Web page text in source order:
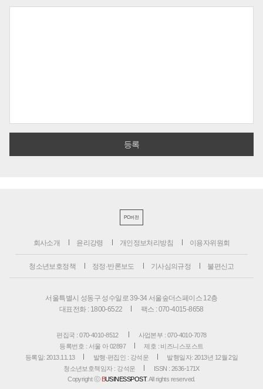
PC버전
회사소개 윤리강령 개인정보처리방침 이용자위원회
청소년보호정책 정정·반론보도 기사심의규정 불편신고
서울특별시 성동구 성수일로 39-34 서울숲더스페이스 12층
대표전화 : 1800-6522
팩스 : 070-4015-8658
편집국 : 070-4010-8512
사업본부 : 070-4010-7078
등록번호 : 서울 아 02897
제호 : 비즈니스포스트
등록일: 2013.11.13
발행·편집인 : 강석운
발행일자: 2013년 12월 2일
청소년보호책임자 : 강석운
ISSN : 2636-171X
Copyright ⓒ BUSINESSPOST. All rights reserved.